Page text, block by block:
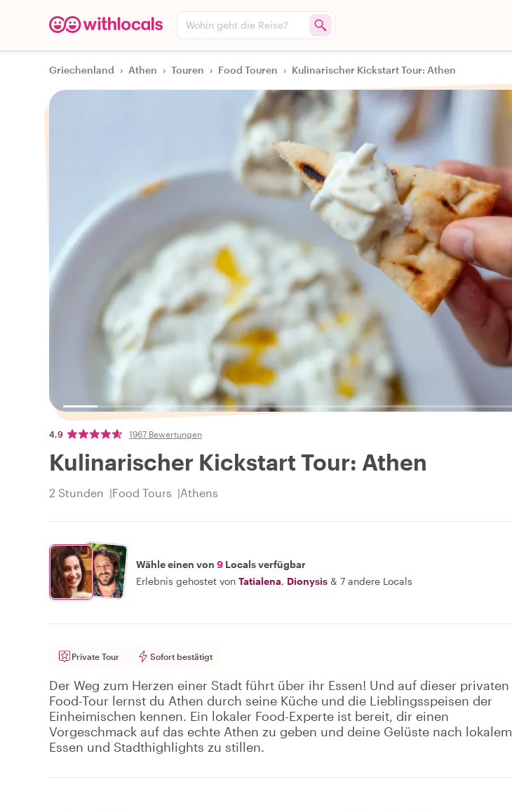
Wohin geht die Reise?
Griechenland › Athen › Touren › Food Touren › Kulinarischer Kickstart Tour: Athen
4,9 1967 Bewertungen
Kulinarischer Kickstart Tour: Athen
2 Stunden Food Tours Athens
Wähle einen von 9 Locals verfügbar
Erlebnis gehostet von Tatialena, Dionysis & 7 andere Locals
Private Tour Sofort bestätigt
Der Weg zum Herzen einer Stadt führt über ihr Essen! Und auf dieser privaten
Food-Tour lernst du Athen durch seine Küche und die Lieblingsspeisen der
Einheimischen kennen. Ein lokaler Food-Experte ist bereit, dir einen
Vorgeschmack auf das echte Athen zu geben und deine Gelüste nach lokalem
Essen und Stadthighlights zu stillen.